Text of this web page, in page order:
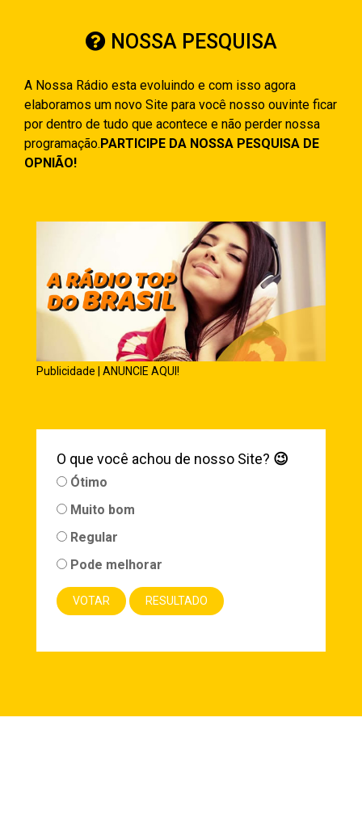
NOSSA PESQUISA
A Nossa Rádio esta evoluindo e com isso agora
elaboramos um novo Site para você nosso ouvinte ficar
por dentro de tudo que acontece e não perder nossa
programação.PARTICIPE DA NOSSA PESQUISA DE
OPNIÃO!
Publicidade | ANUNCIE AQUI!
O que você achou de nosso Site? 😉
Ótimo
Muito bom
Regular
Pode melhorar